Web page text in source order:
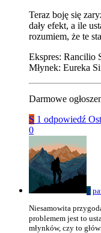
Teraz boję się
dały efekt, a ile
rozumiem, że te
Ekspres: Rancilio
Młynek: Eureka
Darmowe
S 1 odpowiedź
0
P
Niesamowita
problemem jest to
młynków, czy to